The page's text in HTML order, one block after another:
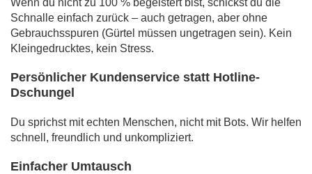
Schnalle einfach zurück – auch getragen, aber ohne
Gebrauchsspuren (Gürtel müssen ungetragen sein). Kein
Kleingedrucktes, kein Stress.
Persönlicher Kundenservice statt Hotline-
Dschungel
Du sprichst mit echten Menschen, nicht mit Bots. Wir helfen
schnell, freundlich und unkompliziert.
Einfacher Umtausch